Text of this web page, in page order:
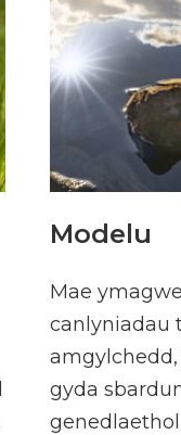
Modelu
Mae
canlyniadau
amgylchedd,
gyda